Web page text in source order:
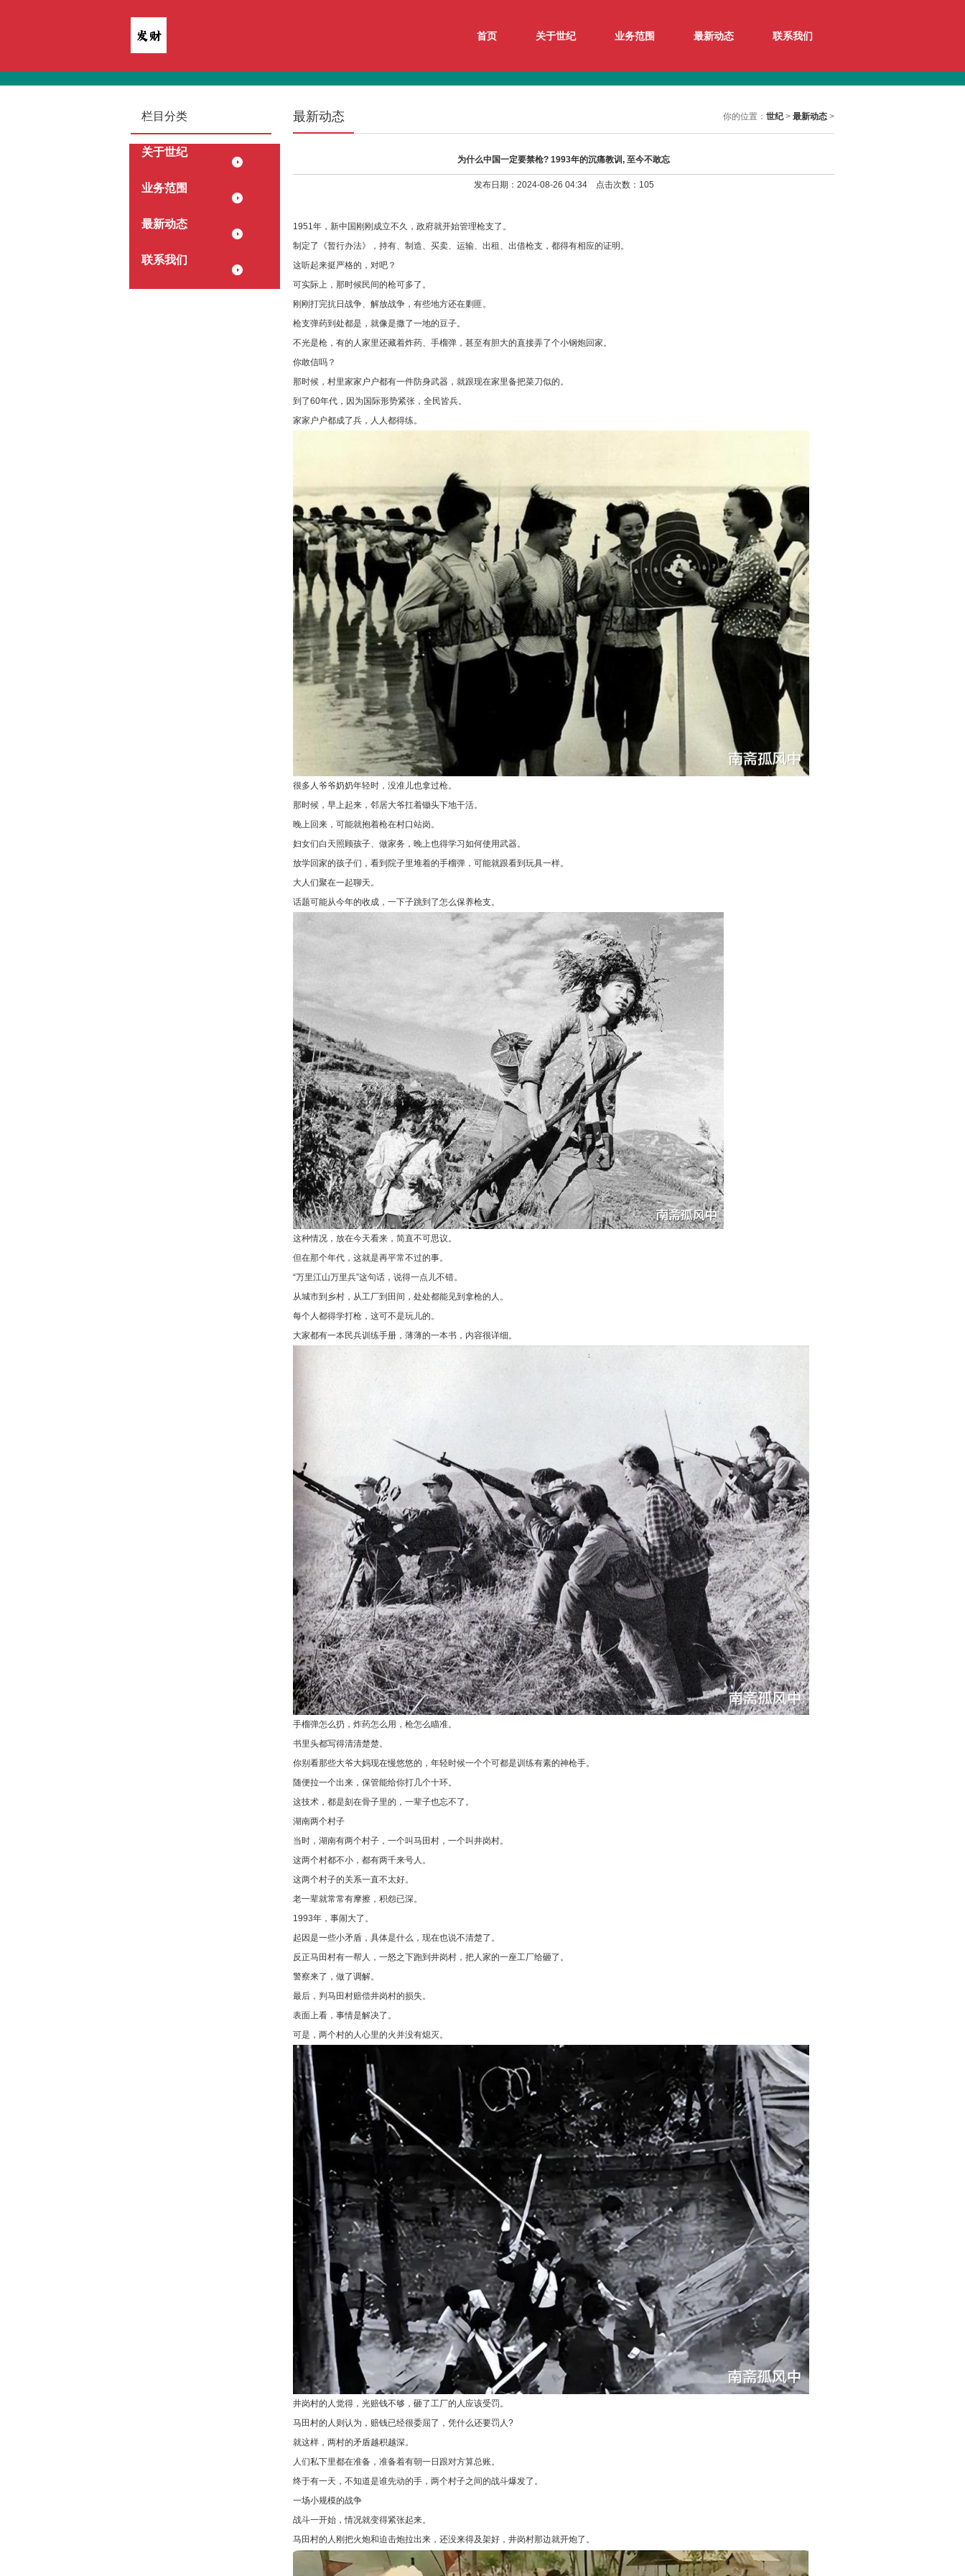
首页 关于世纪 业务范围 最新动态 联系我们
栏目分类
关于世纪
业务范围
最新动态
联系我们
你的位置： 世纪> 最新动态 >
最新动态
为什么中国一定要禁枪? 1993年的沉痛教训, 至今不敢忘
发布日期：2024-08-26 04:34 点击次数：105
1951年，新中国刚刚成立不久，政府就开始管理枪支了。
制定了《暂行办法》，持有、制造、买卖、运输、出租、出借枪支，都得有相应的证明。
这听起来挺严格的，对吧？
可实际上，那时候民间的枪可多了。
刚刚打完抗日战争、解放战争，有些地方还在剿匪。
枪支弹药到处都是，就像是撒了一地的豆子。
不光是枪，有的人家里还藏着炸药、手榴弹，甚至有胆大的直接弄了个小钢炮回家。
你敢信吗？
那时候，村里家家户户都有一件防身武器，就跟现在家里备把菜刀似的。
到了60年代，因为国际形势紧张，全民皆兵。
家家户户都成了兵，人人都得练。
很多人爷爷奶奶年轻时，没准儿也拿过枪。
那时候，早上起来，邻居大爷扛着锄头下地干活。
晚上回来，可能就抱着枪在村口站岗。
妇女们白天照顾孩子、做家务，晚上也得学习如何使用武器。
放学回家的孩子们，看到院子里堆着的手榴弹，可能就跟看到玩具一样。
大人们聚在一起聊天。
话题可能从今年的收成，一下子跳到了怎么保养枪支。
这种情况，放在今天看来，简直不可思议。
但在那个年代，这就是再平常不过的事。
“万里江山万里兵”这句话，说得一点儿不错。
从城市到乡村，从工厂到田间，处处都能见到拿枪的人。
每个人都得学打枪，这可不是玩儿的。
大家都有一本民兵训练手册，薄薄的一本书，内容很详细。
手榴弹怎么扔，炸药怎么用，枪怎么瞄准。
书里头都写得清清楚楚。
你别看那些大爷大妈现在慢悠悠的，年轻时候一个个可都是训练有素的神枪手。
随便拉一个出来，保管能给你打几个十环。
这技术，都是刻在骨子里的，一辈子也忘不了。
湖南两个村子
当时，湖南有两个村子，一个叫马田村，一个叫井岗村。
这两个村都不小，都有两千来号人。
这两个村子的关系一直不太好。
老一辈就常常有摩擦，积怨已深。
1993年，事闹大了。
起因是一些小矛盾，具体是什么，现在也说不清楚了。
反正马田村有一帮人，一怒之下跑到井岗村，把人家的一座工厂给砸了。
警察来了，做了调解。
最后，判马田村赔偿井岗村的损失。
表面上看，事情是解决了。
可是，两个村的人心里的火并没有熄灭。
井岗村的人觉得，光赔钱不够，砸了工厂的人应该受罚。
马田村的人则认为，赔钱已经很委屈了，凭什么还要罚人?
就这样，两村的矛盾越积越深。
人们私下里都在准备，准备着有朝一日跟对方算总账。
终于有一天，不知道是谁先动的手，两个村子之间的战斗爆发了。
一场小规模的战争
战斗一开始，情况就变得紧张起来。
马田村的人刚把火炮和迫击炮拉出来，还没来得及架好，井岗村那边就开炮了。